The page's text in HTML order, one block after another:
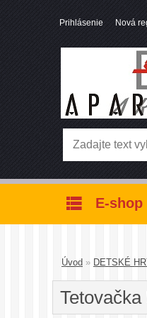
Prihlásenie Nová
E-shop
Úvod » DETSKÉ
Tetovačka